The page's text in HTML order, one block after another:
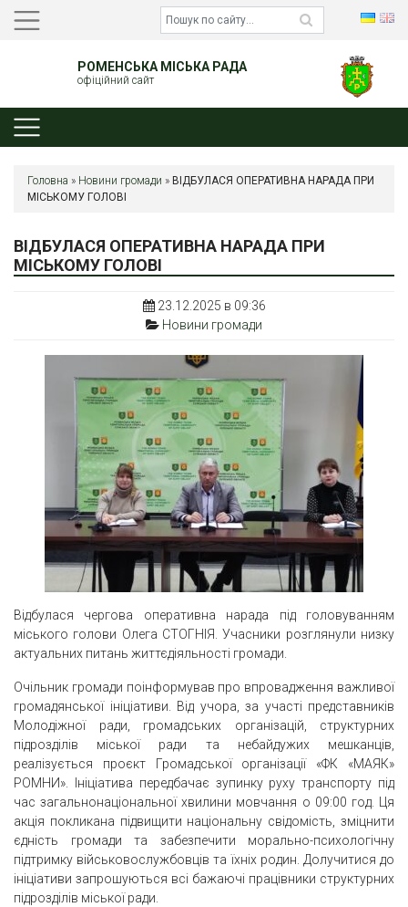
РОМЕНСЬКА МІСЬКА РАДА
офіційний сайт
Головна » Новини громади » ВІДБУЛАСЯ ОПЕРАТИВНА НАРАДА ПРИ
МІСЬКОМУ ГОЛОВІ
ВІДБУЛАСЯ ОПЕРАТИВНА НАРАДА ПРИ
МІСЬКОМУ ГОЛОВІ
23.12.2025 в 09:36
Новини громади
Відбулася чергова оперативна нарада під головуванням
міського голови Олега СТОГНІЯ. Учасники розглянули низку
актуальних питань життєдіяльності громади.
Очільник громади поінформував про впровадження важливої
громадянської ініціативи. Від учора, за участі представників
Молодіжної ради, громадських організацій, структурних
підрозділів міської ради та небайдужих мешканців,
реалізується проєкт Громадської організації «ФК «МАЯК»
РОМНИ». Ініціатива передбачає зупинку руху транспорту під
час загальнонаціональної хвилини мовчання о 09:00 год. Ця
акція покликана підвищити національну свідомість, зміцнити
єдність громади та забезпечити морально-психологічну
підтримку військовослужбовців та їхніх родин. Долучитися до
ініціативи запрошуються всі бажаючі працівники структурних
підрозділів міської ради.